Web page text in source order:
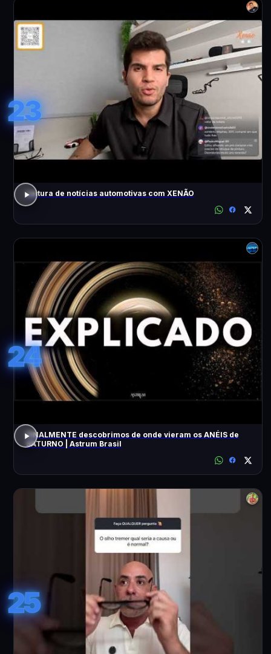
23
Leitura de notícias automotivas com XENÃO
24
FINALMENTE descobrimos de onde vieram os ANÉIS de
SATURNO | Astrum Brasil
25